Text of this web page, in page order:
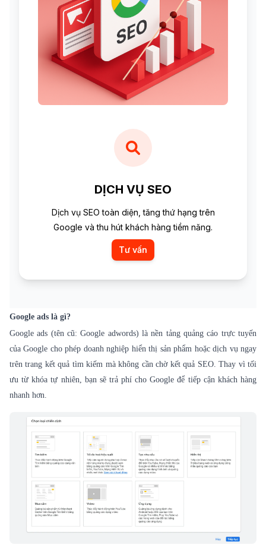
DỊCH VỤ SEO
Dịch vụ SEO toàn diện, tăng thứ hạng trên
Google và thu hút khách hàng tiềm năng.
Tư vấn
Google ads là gì?
Google ads (tên cũ: Google adwords) là nền tảng quảng cáo trực tuyến
của Google cho phép doanh nghiệp hiển thị sản phẩm hoặc dịch vụ ngay
trên trang kết quả tìm kiếm mà không cần chờ kết quả SEO. Thay vì tối
ưu từ khóa tự nhiên, bạn sẽ trả phí cho Google để tiếp cận khách hàng
nhanh hơn.